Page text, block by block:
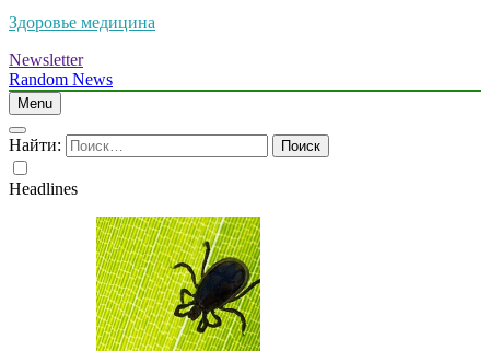
Здоровье медицина
Newsletter
Random News
Menu
Найти:
Headlines